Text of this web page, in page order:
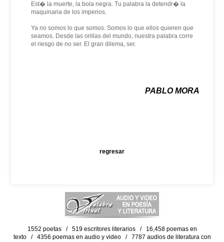
Est� la muerte, la bola negra. Tu palabra la detendr� la
maquinaria de los imperios.
Ya no somos lo que somos. Somos lo que ellos quieren que
seamos. Desde las orillas del mundo, nuestra palabra corre
el riesgo de no ser. El gran dilema, ser.
PABLO MORA
regresar
1552 poetas / 519 escritores literarios / 16,458 poemas en
texto / 4356 poemas en audio y video / 7787 audios de literatura con